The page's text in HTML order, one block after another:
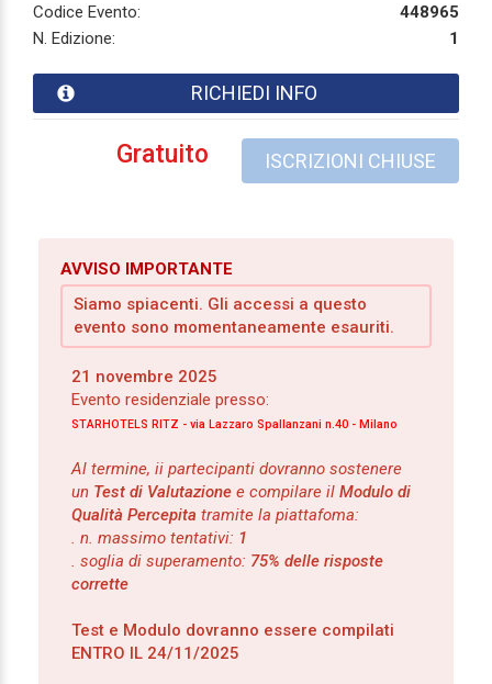
Codice Evento:
448965
N. Edizione:
1
RICHIEDI INFO
ISCRIZIONI CHIUSE
Gratuito
AVVISO IMPORTANTE
Siamo spiacenti. Gli accessi a questo
evento sono momentaneamente esauriti.
21 novembre 2025
Evento residenziale presso:
STARHOTELS RITZ - via Lazzaro Spallanzani n.40 - Milano
Al termine, ii partecipanti dovranno sostenere
un Test di Valutazione e compilare il Modulo di
Qualità Percepita tramite la piattafoma:
. n. massimo tentativi: 1
. soglia di superamento: 75% delle risposte
corrette
Test e Modulo dovranno essere compilati
ENTRO IL 24/11/2025